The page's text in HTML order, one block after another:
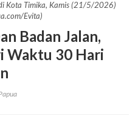
Kota Timika, Kamis (21/5/2026)
Evita)
Badan Jalan,
Waktu 30 Hari